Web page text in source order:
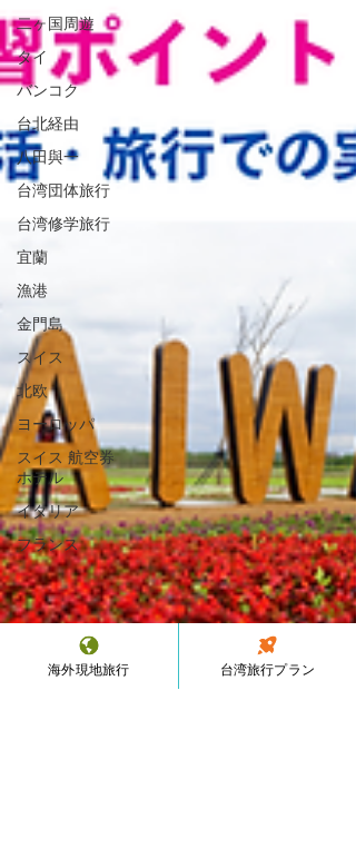
二ヶ国周遊
タイ
バンコク
台北経由
八田與一
台湾団体旅行
台湾修学旅行
宜蘭
漁港
金門島
スイス
北欧
ヨーロッパ
スイス 航空券
ホテル
イタリア
フランス
海外現地旅行 台湾旅行プラン